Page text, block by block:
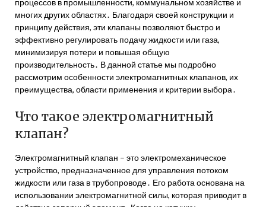
процессов в промышленности, коммунальном хозяйстве и
многих других областях․ Благодаря своей конструкции и
принципу действия, эти клапаны позволяют быстро и
эффективно регулировать подачу жидкости или газа,
минимизируя потери и повышая общую
производительность․ В данной статье мы подробно
рассмотрим особенности электромагнитных клапанов, их
преимущества, области применения и критерии выбора․
Что такое электромагнитный
клапан?
Электромагнитный клапан – это электромеханическое
устройство, предназначенное для управления потоком
жидкости или газа в трубопроводе․ Его работа основана на
использовании электромагнитной силы, которая приводит в